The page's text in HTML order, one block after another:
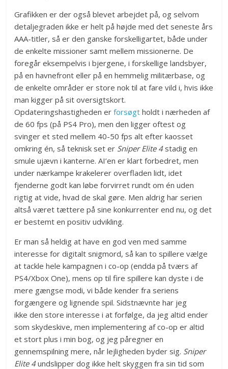
Grafikken er der også blevet arbejdet på, og selvom
detaljegraden ikke er helt på højde med det seneste års
AAA-titler, så er den ganske forskelligartet, både under
de enkelte missioner samt mellem missionerne. De
foregår eksempelvis i bjergene, i forskellige landsbyer,
på en havnefront eller på en hemmelig militærbase, og
de enkelte områder er store nok til at fare vild i, hvis ikke
man kigger på sit oversigtskort.
Opdateringshastigheden erforsøgtholdt i nærheden af
de 60 fps (på PS4 Pro), men den ligger oftest og
svinger et sted mellem 40-50 fps alt efter kaosset
omkring én, så teknisk set er Sniper Elite 4stadig en
smule ujævn i kanterne. AI’en er klart forbedret, men
under nærkampe krakelerer overfladen lidt, idet
fjenderne godt kan løbe forvirret rundt om én uden
rigtig at vide, hvad de skal gøre. Men aldrig har serien
altså været tættere på sine konkurrenter end nu, og det
er bestemt en positiv udvikling.
Er man så heldig at have en god ven med samme
interesse for digitalt snigmord, så kan to spillere vælge
at tackle hele kampagnen i co-op (endda på tværs af
PS4/Xbox One), mens op til fire spillere kan dyste i de
mere gængse modi, vi både kender fra seriens
forgængere og lignende spil. Sidstnævnte har jeg
ikke den store interesse i at forfølge, da jeg altid ender
som skydeskive, men implementering af co-op er altid
et stort plus i min bog, og jeg påregner en
gennemspilning mere, når lejligheden byder sig. Sniper
Elite 4undslipper dog ikke helt skyggen fra sin tid som